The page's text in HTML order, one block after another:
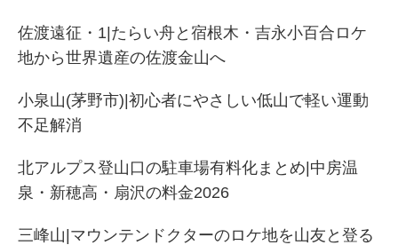
佐渡遠征・1|たらい舟と宿根木・吉永小百合ロケ
地から世界遺産の佐渡金山へ
小泉山(茅野市)|初心者にやさしい低山で軽い運動
不足解消
北アルプス登山口の駐車場有料化まとめ|中房温
泉・新穂高・扇沢の料金2026
三峰山|マウンテンドクターのロケ地を山友と登る